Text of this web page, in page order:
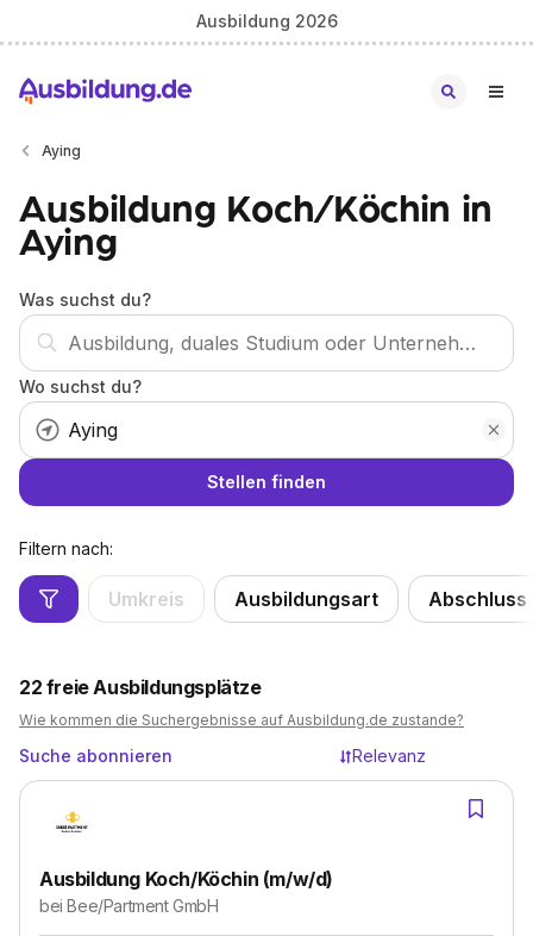
Ausbildung 2026
Aying
Ausbildung Koch/Köchin in
Aying
Was suchst du?
Wo suchst du?
Stellen finden
Filtern nach:
Umkreis Ausbildungsart Abschluss
22 freie Ausbildungsplätze
Wie kommen die Suchergebnisse auf Ausbildung.de zustande?
Suche abonnieren Relevanz
Ausbildung Koch/Köchin (m/w/d)
beiBee/Partment GmbH